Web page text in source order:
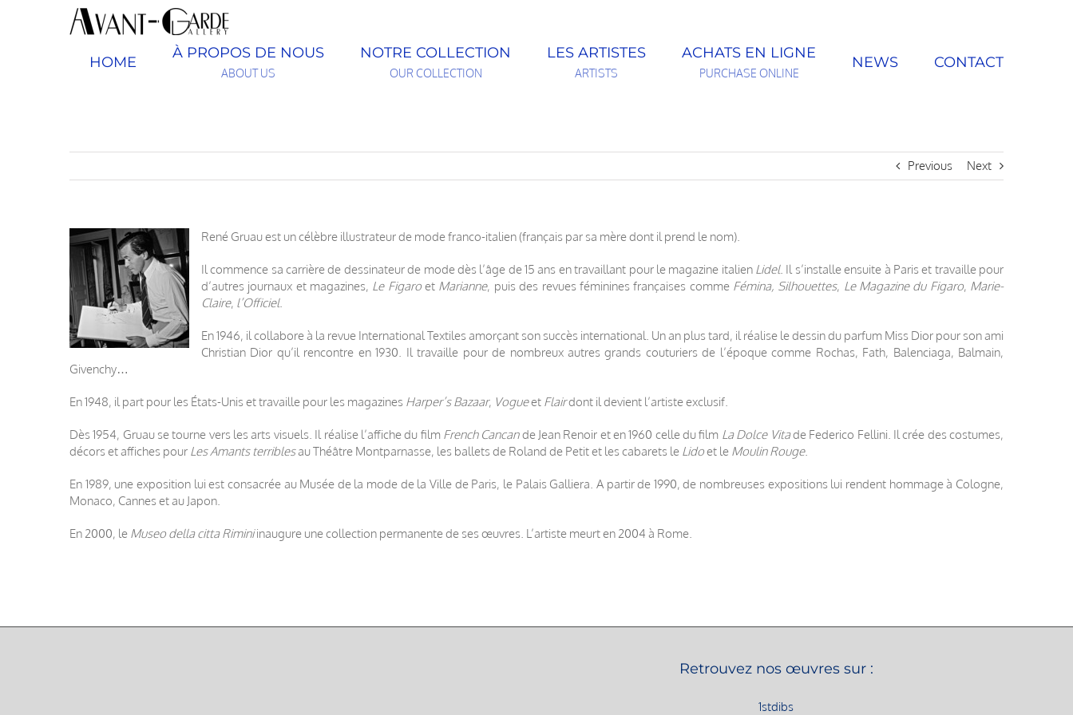
HOME
À PROPOS DE NOUS
ABOUT US
NOTRE COLLECTION
OUR COLLECTION
LES ARTISTES
ARTISTS
ACHATS EN LIGNE
PURCHASE ONLINE
NEWS CONTACT
Previous Next
René Gruau est un célèbre illustrateur de mode franco-italien (français par sa mère dont il prend le nom).
Il commence sa carrière de dessinateur de mode dès l’âge de 15 ans en travaillant pour le magazine italien Lidel. Il s’installe ensuite à Paris et travaille pour
d’autres journaux et magazines, Le Figaroet Marianne, puis des revues féminines françaises comme Fémina, Silhouettes, Le Magazine du Figaro, Marie-
Claire, l’Officiel.
En 1946, il collabore à la revue International Textiles amorçant son succès international. Un an plus tard, il réalise le dessin du parfum Miss Dior pour son ami
Christian Dior qu’il rencontre en 1930. Il travaille pour de nombreux autres grands couturiers de l’époque comme Rochas, Fath, Balenciaga, Balmain,
Givenchy…
En 1948, il part pour les États-Unis et travaille pour les magazines Harper’s Bazaar, Vogueet Flairdont il devient l’artiste exclusif.
Dès 1954, Gruau se tourne vers les arts visuels. Il réalise l’affiche du film French Cancande Jean Renoir et en 1960 celle du film La Dolce Vitade Federico Fellini. Il crée des costumes,
décors et affiches pour Les Amants terriblesau Théâtre Montparnasse, les ballets de Roland de Petit et les cabarets le Lidoet le Moulin Rouge.
En 1989, une exposition lui est consacrée au Musée de la mode de la Ville de Paris, le Palais Galliera. A partir de 1990, de nombreuses expositions lui rendent hommage à Cologne,
Monaco, Cannes et au Japon.
En 2000, le Museo della citta Riminiinaugure une collection permanente de ses œuvres. L’artiste meurt en 2004 à Rome.
Retrouvez nos œuvres sur :
1stdibs